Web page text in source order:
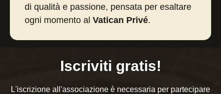
di qualità e passione, pensata per esaltare
ogni momento al Vatican Privé.
Iscriviti gratis!
L'iscrizione all'associazione è necessaria per partecipare